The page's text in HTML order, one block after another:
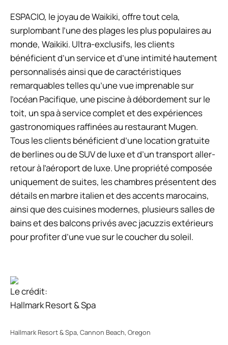
ESPACIO, le joyau de Waikiki, offre tout cela,
surplombant l’une des plages les plus populaires au
monde, Waikiki. Ultra-exclusifs, les clients
bénéficient d’un service et d’une intimité hautement
personnalisés ainsi que de caractéristiques
remarquables telles qu’une vue imprenable sur
l’océan Pacifique, une piscine à débordement sur le
toit, un spa à service complet et des expériences
gastronomiques raffinées au restaurant Mugen.
Tous les clients bénéficient d’une location gratuite
de berlines ou de SUV de luxe et d’un transport aller-
retour à l’aéroport de luxe. Une propriété composée
uniquement de suites, les chambres présentent des
détails en marbre italien et des accents marocains,
ainsi que des cuisines modernes, plusieurs salles de
bains et des balcons privés avec jacuzzis extérieurs
pour profiter d’une vue sur le coucher du soleil.
Le crédit:
Hallmark Resort & Spa
Hallmark Resort & Spa, Cannon Beach, Oregon